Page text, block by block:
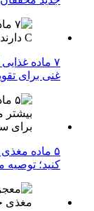
غنی برای
۵ ماده
کنید؛